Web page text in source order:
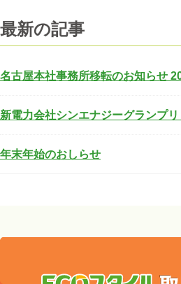
ー
シ
ン
最新の記事
名古屋本社事務所移転のお知らせ
新電力会社シンエナジーグランプ
年末年始のおしらせ